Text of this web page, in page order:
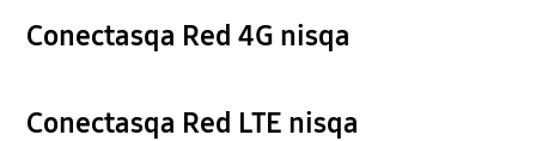
Conectasqa Red 4G nisqa
Conectasqa Red LTE nisqa